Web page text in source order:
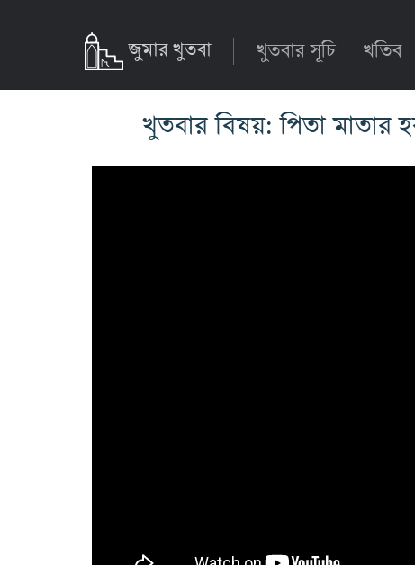
জুমার খুতবা খুতবার সূচি খতিব
খুতবার বিষয়: পিতা মাতার